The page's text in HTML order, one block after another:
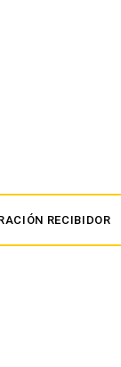
RECIBIDOR